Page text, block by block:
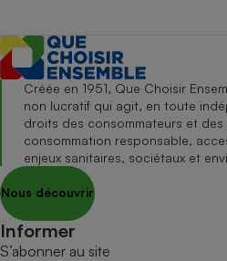
Créée en 1951, Que Choisir
non lucratif qui agit, en toute
droits des consommateurs et
consommation responsable,
enjeux sanitaires, sociétaux et
Nous découvrir
Informer
S’abonner au site